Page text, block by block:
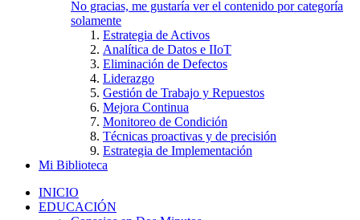
No gracias, me gustaría ver el contenido por categoría
solamente
Estrategia de Activos
Analítica de Datos e IIoT
Eliminación de Defectos
Liderazgo
Gestión de Trabajo y Repuestos
Mejora Continua
Monitoreo de Condición
Técnicas proactivas y de precisión
Estrategia de Implementación
Mi Biblioteca
INICIO
EDUCACIÓN